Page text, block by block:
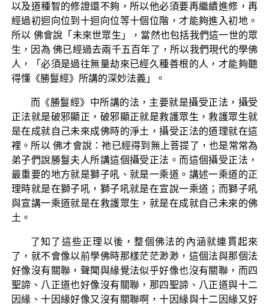
以及道種智的修證還不夠，所以他必須要再繼續進修，再
經過初迴向位到十迴向位等十個位階，才能夠進入初地。
所以 佛會說「未來世眾生」，當然也包括我們這一世的眾
生，因為 佛已經過去兩千五百年了，所以我們現代的學佛
人，「必須是過往無量劫來已經久種善根的人，才能夠聽
得懂《勝鬘經》所講的深妙法義」。
而《勝鬘經》中所講的法，主要就是攝受正法，攝受
正法就是破邪顯正，破邪顯正就是救護眾生，救護眾生就
是在成就自己未來成佛時的淨土，攝受正法的道理就在這
裡。所以 佛才會說：祂已經得到無上菩提了，也是常常為
弟子們說勝鬘夫人所講這個攝受正法。而這個攝受正法，
最重要的地方就是獅子吼、就是一乘道。講述一乘道的正
理時就是在獅子吼，獅子吼就是在宣說一乘道；而獅子吼
與宣講一乘道就是在救護眾生，就是在成就自己未來的佛
土。
了知了這些正理以後，整個佛法的內涵就連貫起來
了，就不會像以前學佛時那樣茫茫渺渺，這個法與那個法
好像沒有關聯，聲聞與緣覺法似乎好像也沒有關聯，而四
聖諦、八正道也好像沒有關聯，那四聖諦、八正道與十二
因緣、十因緣好像又沒有關聯啊，十因緣與十二因緣又好